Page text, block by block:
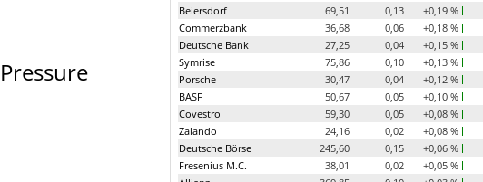
Beiersdorf
69,51 0,13
+0,19 %
Commerzbank
36,68 0,06
+0,18 %
Deutsche Bank
27,25 0,04
+0,15 %
Symrise
75,86 0,10
+0,13 %
Porsche
30,47 0,04
+0,12 %
BASF
50,67 0,05
+0,10 %
Covestro
59,30 0,05
+0,08 %
Zalando
24,16 0,02
+0,08 %
Deutsche Börse
245,60 0,15
+0,06 %
Fresenius M.C.
38,01 0,02
+0,05 %